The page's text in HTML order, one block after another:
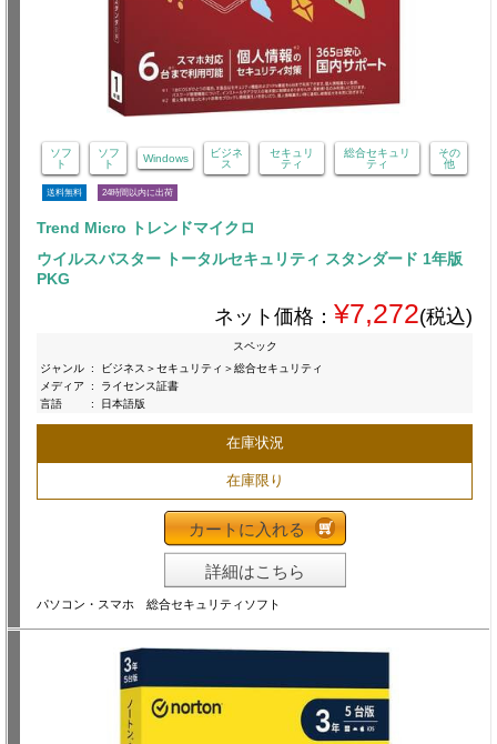
ソフ
ト
ソフ
ト
Windows
ビジネ
ス
セキュリ
ティ
総合セキュリ
ティ
その
他
送料無料 24時間以内に出荷
Trend Micro トレンドマイクロ
ウイルスバスター トータルセキュリティ スタンダード 1年版
PKG
ネット価格： ¥7,272(税込)
スペック
ジャンル :
ビジネス＞セキュリティ＞総合セキュリティ
メディア
:
ライセンス証書
言語
: 日本語版
在庫状況
在庫限り
カートに入れる
詳細はこちら
パソコン・スマホ 総合セキュリティソフト